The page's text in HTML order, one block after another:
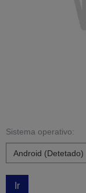
Sistema operativo:
Ir